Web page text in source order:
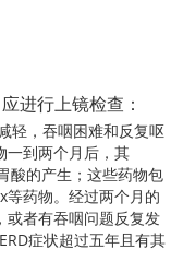
进行上镜检查：
轻，吞咽困难和反复呕
一到两个月后，其
酸的产生；这些药物包
药物。经过两个月的
或者有吞咽问题反复发
症状超过五年且有其